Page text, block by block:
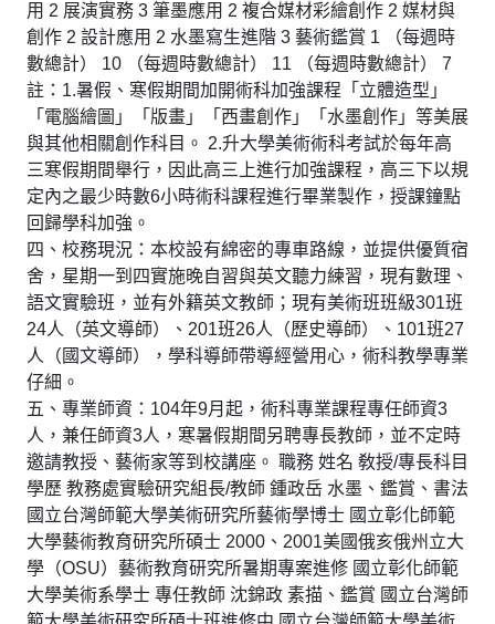
用 2 展演實務 3 筆墨應用 2 複合媒材彩繪創作 2 媒材與
創作 2 設計應用 2 水墨寫生進階 3 藝術鑑賞 1 （每週時
數總計） 10 （每週時數總計） 11 （每週時數總計） 7
註：1.暑假、寒假期間加開術科加強課程「立體造型」
「電腦繪圖」「版畫」「西畫創作」「水墨創作」等美展
與其他相關創作科目。 2.升大學美術術科考試於每年高
三寒假期間舉行，因此高三上進行加強課程，高三下以規
定內之最少時數6小時術科課程進行畢業製作，授課鐘點
回歸學科加強。
四、校務現況：本校設有綿密的專車路線，並提供優質宿
舍，星期一到四實施晚自習與英文聽力練習，現有數理、
語文實驗班，並有外籍英文教師；現有美術班班級301班
24人（英文導師）、201班26人（歷史導師）、101班27
人（國文導師），學科導師帶導經營用心，術科教學專業
仔細。
五、專業師資：104年9月起，術科專業課程專任師資3
人，兼任師資3人，寒暑假期間另聘專長教師，並不定時
邀請教授、藝術家等到校講座。 職務 姓名 敎授/專長科目
學歷 教務處實驗研究組長/教師 鍾政岳 水墨、鑑賞、書法
國立台灣師範大學美術研究所藝術學博士 國立彰化師範
大學藝術教育研究所碩士 2000、2001美國俄亥俄州立大
學（OSU）藝術教育研究所暑期專案進修 國立彰化師範
大學美術系學士 專任教師 沈錦政 素描、鑑賞 國立台灣師